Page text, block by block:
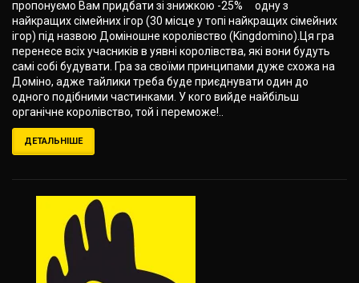
пропонуємо Вам придбати зі знижкою -25% одну з
найкращих сімейних ігор (30 місце у топі найкращих сімейних
ігор) під назвою Доміношне королівство (Kingdomino).Ця гра
перенесе всіх учасників в уявні королівства, які вони будуть
самі собі будувати. Гра за своїми принципами дуже схожа на
Доміно, адже тайлики треба буде приєднувати один до
одного подібними частинками. У кого вийде найбільш
органічне королівство, той і переможе!..
ДЕТАЛЬНІШЕ